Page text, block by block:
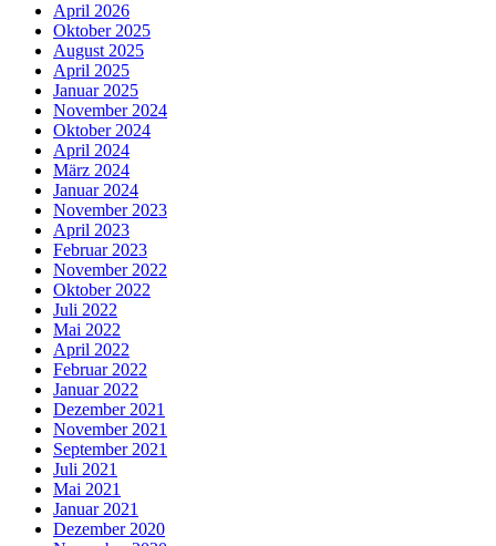
April 2026
Oktober 2025
August 2025
April 2025
Januar 2025
November 2024
Oktober 2024
April 2024
März 2024
Januar 2024
November 2023
April 2023
Februar 2023
November 2022
Oktober 2022
Juli 2022
Mai 2022
April 2022
Februar 2022
Januar 2022
Dezember 2021
November 2021
September 2021
Juli 2021
Mai 2021
Januar 2021
Dezember 2020